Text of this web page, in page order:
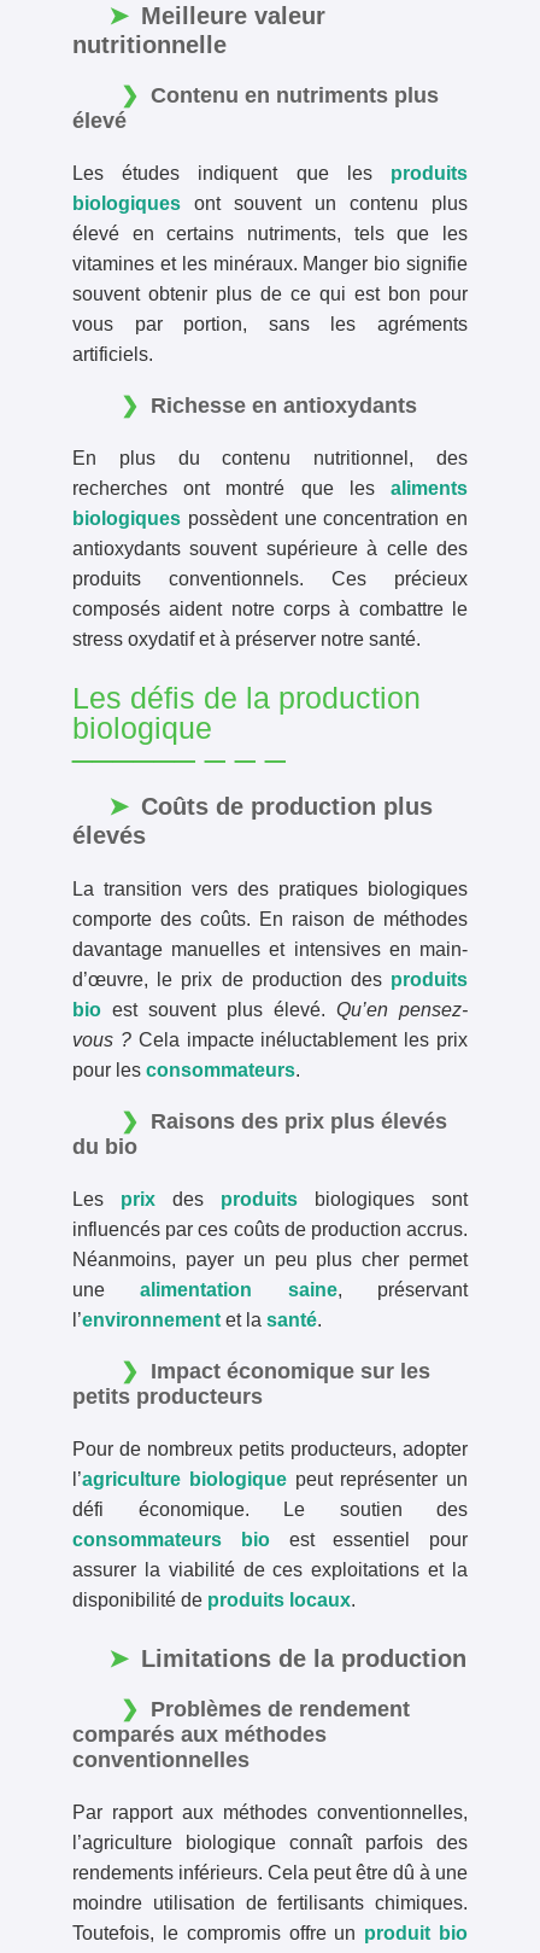
Meilleure valeur
nutritionnelle
Contenu en nutriments plus
élevé
Les études indiquent que les produits
biologiques ont souvent un contenu plus
élevé en certains nutriments, tels que les
vitamines et les minéraux. Manger bio signifie
souvent obtenir plus de ce qui est bon pour
vous par portion, sans les agréments
artificiels.
Richesse en antioxydants
En plus du contenu nutritionnel, des
recherches ont montré que les aliments
biologiques possèdent une concentration en
antioxydants souvent supérieure à celle des
produits conventionnels. Ces précieux
composés aident notre corps à combattre le
stress oxydatif et à préserver notre santé.
Les défis de la production
biologique
Coûts de production plus
élevés
La transition vers des pratiques biologiques
comporte des coûts. En raison de méthodes
davantage manuelles et intensives en main-
d’œuvre, le prix de production des produits
bio est souvent plus élevé. Qu’en pensez-
vous ?Cela impacte inéluctablement les prix
pour les consommateurs.
Raisons des prix plus élevés
du bio
Les prix des produits biologiques sont
influencés par ces coûts de production accrus.
Néanmoins, payer un peu plus cher permet
unealimentation saine, préservant
l’environnement et la santé.
Impact économique sur les
petits producteurs
Pour de nombreux petits producteurs, adopter
l’agriculture biologiquepeut représenter un
défi économique. Le soutien des
consommateurs bioest essentiel pour
assurer la viabilité de ces exploitations et la
disponibilité de produits locaux.
Limitations de la production
Problèmes de rendement
comparés aux méthodes
conventionnelles
Par rapport aux méthodes conventionnelles,
l’agriculture biologique connaît parfois des
rendements inférieurs. Cela peut être dû à une
moindre utilisation de fertilisants chimiques.
Toutefois, le compromis offre un produit bio